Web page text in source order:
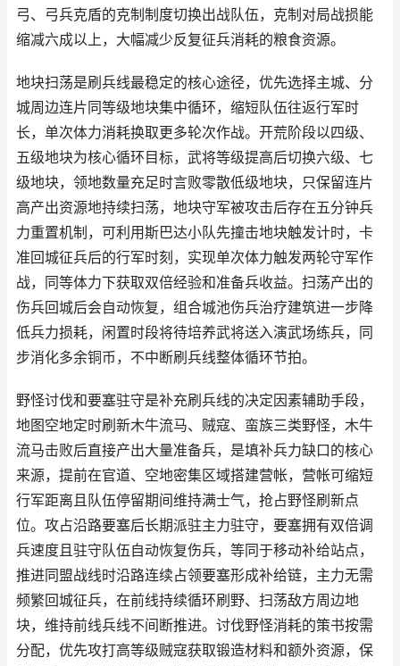
弓、弓兵克盾的克制制度切换出战队伍，克制对局战损能
缩减六成以上，大幅减少反复征兵消耗的粮食资源。
地块扫荡是刷兵线最稳定的核心途径，优先选择主城、分
城周边连片同等级地块集中循环，缩短队伍往返行军时
长，单次体力消耗换取更多轮次作战。开荒阶段以四级、
五级地块为核心循环目标，武将等级提高后切换六级、七
级地块，领地数量充足时言败零散低级地块，只保留连片
高产出资源地持续扫荡，地块守军被攻击后存在五分钟兵
力重置机制，可利用斯巴达小队先撞击地块触发计时，卡
准回城征兵后的行军时刻，实现单次体力触发两轮守军作
战，同等体力下获取双倍经验和准备兵收益。扫荡产出的
伤兵回城后会自动恢复，组合城池伤兵治疗建筑进一步降
低兵力损耗，闲置时段将待培养武将送入演武场练兵，同
步消化多余铜币，不中断刷兵线整体循环节拍。
野怪讨伐和要塞驻守是补充刷兵线的决定因素辅助手段，
地图空地定时刷新木牛流马、贼寇、蛮族三类野怪，木牛
流马击败后直接产出大量准备兵，是填补兵力缺口的核心
来源，提前在官道、空地密集区域搭建营帐，营帐可缩短
行军距离且队伍停留期间维持满士气，抢占野怪刷新点
位。攻占沿路要塞后长期派驻主力驻守，要塞拥有双倍调
兵速度且驻守队伍自动恢复伤兵，等同于移动补给站点，
推进同盟战线时沿路连续占领要塞形成补给链，主力无需
频繁回城征兵，在前线持续循环刷野、扫荡敌方周边地
块，维持前线兵线不间断推进。讨伐野怪消耗的策书按需
分配，优先攻打高等级贼寇获取锻造材料和额外资源，保